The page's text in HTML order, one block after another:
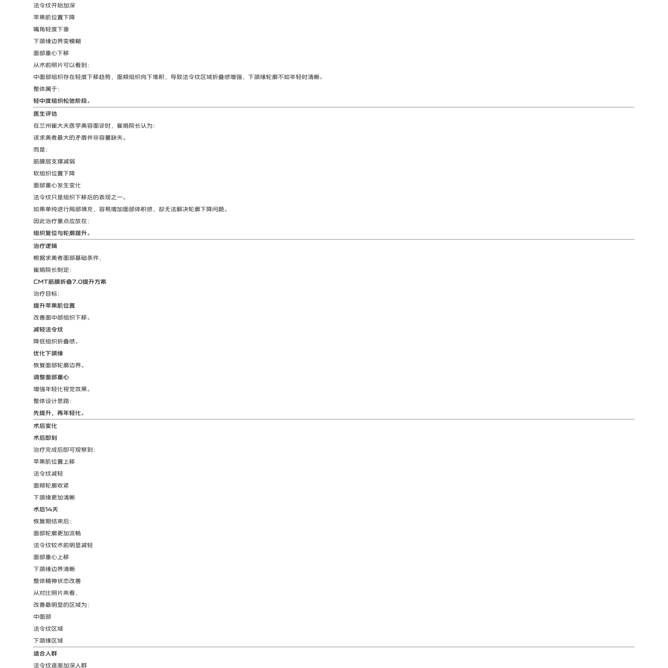
法令纹开始加深
苹果肌位置下降
嘴角轻度下垂
下颌缘边界变模糊
面部重心下移
从术前照片可以看到：
中面部组织存在轻度下移趋势，面颊组织向下堆积，导致法令纹区域折叠感增强，下颌缘轮廓不如年轻时清晰。
整体属于：
轻中度组织松弛阶段。
医生评估
在兰州崔大夫医学美容面诊时，崔娟院长认为：
该求美者最大的矛盾并非容量缺失。
而是：
筋膜层支撑减弱
软组织位置下降
面部重心发生变化
法令纹只是组织下移后的表现之一。
如果单纯进行局部填充，容易增加面部体积感，却无法解决轮廓下降问题。
因此治疗重点应放在：
组织复位与轮廓提升。
治疗逻辑
根据求美者面部基础条件，
崔娟院长制定：
CMT筋膜折叠7.0提升方案
治疗目标：
提升苹果肌位置
改善面中部组织下移。
减轻法令纹
降低组织折叠感。
优化下颌缘
恢复面部轮廓边界。
调整面部重心
增强年轻化视觉效果。
整体设计思路：
先提升，再年轻化。
术后变化
术后即刻
治疗完成后即可观察到：
苹果肌位置上移
法令纹减轻
面颊轮廓收紧
下颌缘更加清晰
术后14天
恢复期结束后：
面部轮廓更加流畅
法令纹较术前明显减轻
面部重心上移
下颌缘边界清晰
整体精神状态改善
从对比照片来看，
改善最明显的区域为：
中面部
法令纹区域
下颌缘区域
适合人群
法令纹逐渐加深人群